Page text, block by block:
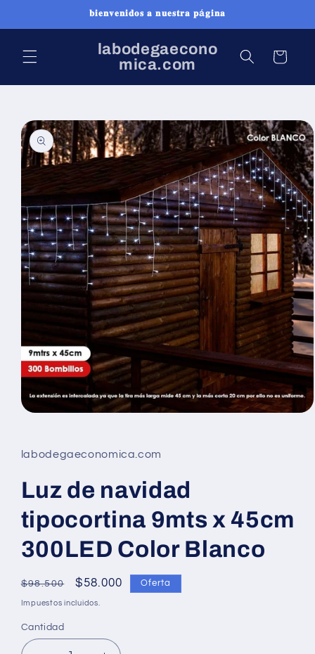
al contenido
𝐛𝐢𝐞𝐧𝐯𝐞𝐧𝐢𝐝𝐨𝐬 𝐚 𝐧𝐮𝐞𝐬𝐭𝐫𝐚 𝐩á𝐠𝐢𝐧𝐚
labodegaecono
mica.com
Carrito
directamente
a la
información
del producto
1
en
ventana
modal
labodegaeconomica.com
Luz de navidad
tipocortina 9mts x 45cm
300LED Color Blanco
Precio
habitual
$98.500
Precio
de
$58.000 Oferta
Impuestos incluidos.
Cantidad
Cantidad